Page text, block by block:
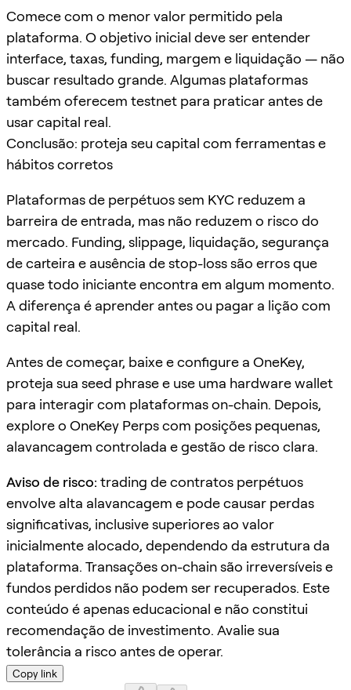
Comece com o menor valor permitido pela
plataforma. O objetivo inicial deve ser entender
interface, taxas, funding, margem e liquidação — não
buscar resultado grande. Algumas plataformas
também oferecem testnet para praticar antes de
usar capital real.
Conclusão: proteja seu capital com ferramentas e
hábitos corretos
Plataformas de perpétuos sem KYC reduzem a
barreira de entrada, mas não reduzem o risco do
mercado. Funding, slippage, liquidação, segurança
de carteira e ausência de stop-loss são erros que
quase todo iniciante encontra em algum momento.
A diferença é aprender antes ou pagar a lição com
capital real.
Antes de começar, baixe e configure a OneKey,
proteja sua seed phrase e use uma hardware wallet
para interagir com plataformas on-chain. Depois,
explore o OneKey Perps com posições pequenas,
alavancagem controlada e gestão de risco clara.
Aviso de risco: trading de contratos perpétuos
envolve alta alavancagem e pode causar perdas
significativas, inclusive superiores ao valor
inicialmente alocado, dependendo da estrutura da
plataforma. Transações on-chain são irreversíveis e
fundos perdidos não podem ser recuperados. Este
conteúdo é apenas educacional e não constitui
recomendação de investimento. Avalie sua
tolerância a risco antes de operar.
Copy link